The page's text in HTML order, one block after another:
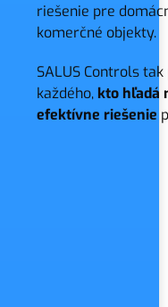
riešenie pre
komerčné objekty.
SALUS Controls
každého, kto hľadá
efektívne riešenie